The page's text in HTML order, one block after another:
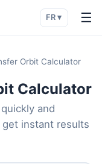
FR ▾ ☰
Orbit Calculator
Calculator
and
get instant results